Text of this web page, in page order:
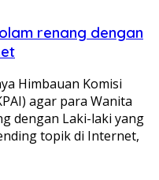
renang dengan
Himbauan Komisi
agar para Wanita
dengan Laki-laki yang
topik di Internet,